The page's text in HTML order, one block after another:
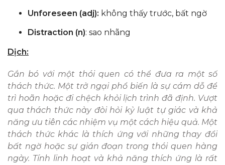
Unforeseen (adj): không thấy trước, bất ngờ
Distraction (n): sao nhãng
Dịch:
Gắn bó với một thói quen có thể đưa ra một số
thách thức. Một trở ngại phổ biến là sự cám dỗ để
trì hoãn hoặc đi chệch khỏi lịch trình đã định. Vượt
qua thách thức này đòi hỏi kỷ luật tự giác và khả
năng ưu tiên các nhiệm vụ một cách hiệu quả. Một
thách thức khác là thích ứng với những thay đổi
bất ngờ hoặc sự gián đoạn trong thói quen hàng
ngày. Tính linh hoạt và khả năng thích ứng là rất